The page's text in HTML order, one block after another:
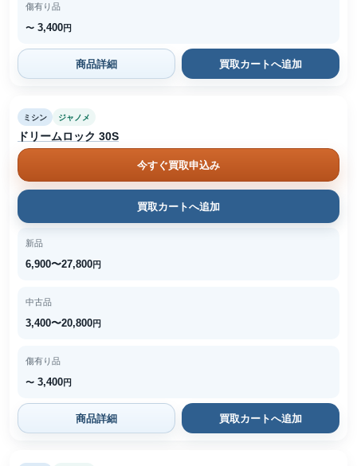
傷有り品
〜 3,400円
商品詳細 買取カートへ追加
ミシン ジャノメ
ドリームロック 30S
今すぐ買取申込み
買取カートへ追加
新品
6,900〜27,800円
中古品
3,400〜20,800円
傷有り品
〜 3,400円
商品詳細 買取カートへ追加